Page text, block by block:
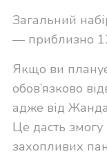
Загальний
— приблизно
Якщо ви
обов’язково
адже від
Це дасть
захопливих